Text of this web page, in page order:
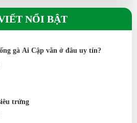
trứng
gà nhỏ nhất thế giới?
nhiêu trứng/năm?
gì?
NỔI BẬT
gà Ai Cập vằn ở đâu uy tín?
trứng